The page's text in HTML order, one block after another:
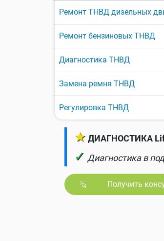
Ремонт ТНВД дизельных
Ремонт бензиновых ТНВД
Диагностика ТНВД
Замена ремня ТНВД
Регулировка ТНВД
★ ДИАГНОСТИКА
✓ Диагностика в
Получить